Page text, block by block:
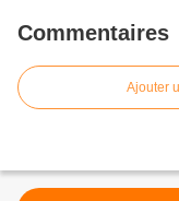
Commentaires
Ajouter